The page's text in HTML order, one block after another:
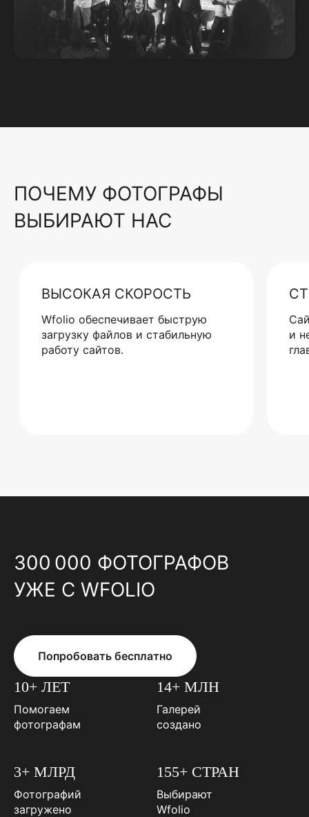
ПОЧЕМУ ФОТОГРАФЫ
ВЫБИРАЮТ НАС
ВЫСОКАЯ СКОРОСТЬ
Wfolio обеспечивает быструю
загрузку файлов и стабильную
работу сайтов.
и
300 000 ФОТОГРАФОВ
УЖЕ С WFOLIO
Попробовать бесплатно
10+ ЛЕТ
Помогаем
фотографам
14+ МЛН
Галерей
создано
3+ МЛРД
Фотографий
загружено
155+ СТРАН
Выбирают
Wfolio